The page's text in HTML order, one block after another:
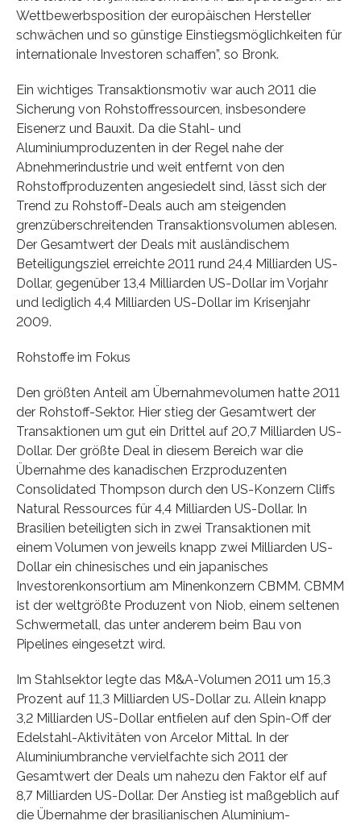
Wettbewerbsposition der europäischen Hersteller
schwächen und so günstige Einstiegsmöglichkeiten für
internationale Investoren schaffen”, so Bronk.
Ein wichtiges Transaktionsmotiv war auch 2011 die
Sicherung von Rohstoffressourcen, insbesondere
Eisenerz und Bauxit. Da die Stahl- und
Aluminiumproduzenten in der Regel nahe der
Abnehmerindustrie und weit entfernt von den
Rohstoffproduzenten angesiedelt sind, lässt sich der
Trend zu Rohstoff-Deals auch am steigenden
grenzüberschreitenden Transaktionsvolumen ablesen.
Der Gesamtwert der Deals mit ausländischem
Beteiligungsziel erreichte 2011 rund 24,4 Milliarden US-
Dollar, gegenüber 13,4 Milliarden US-Dollar im Vorjahr
und lediglich 4,4 Milliarden US-Dollar im Krisenjahr
2009.
Rohstoffe im Fokus
Den größten Anteil am Übernahmevolumen hatte 2011
der Rohstoff-Sektor. Hier stieg der Gesamtwert der
Transaktionen um gut ein Drittel auf 20,7 Milliarden US-
Dollar. Der größte Deal in diesem Bereich war die
Übernahme des kanadischen Erzproduzenten
Consolidated Thompson durch den US-Konzern Cliffs
Natural Ressources für 4,4 Milliarden US-Dollar. In
Brasilien beteiligten sich in zwei Transaktionen mit
einem Volumen von jeweils knapp zwei Milliarden US-
Dollar ein chinesisches und ein japanisches
Investorenkonsortium am Minenkonzern CBMM. CBMM
ist der weltgrößte Produzent von Niob, einem seltenen
Schwermetall, das unter anderem beim Bau von
Pipelines eingesetzt wird.
Im Stahlsektor legte das M&A-Volumen 2011 um 15,3
Prozent auf 11,3 Milliarden US-Dollar zu. Allein knapp
3,2 Milliarden US-Dollar entfielen auf den Spin-Off der
Edelstahl-Aktivitäten von Arcelor Mittal. In der
Aluminiumbranche vervielfachte sich 2011 der
Gesamtwert der Deals um nahezu den Faktor elf auf
8,7 Milliarden US-Dollar. Der Anstieg ist maßgeblich auf
die Übernahme der brasilianischen Aluminium-